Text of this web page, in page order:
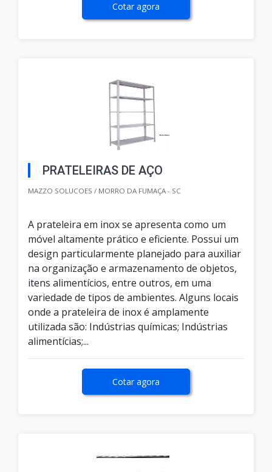
Cotar agora
PRATELEIRAS DE AÇO
MAZZO SOLUCOES / MORRO DA FUMAÇA - SC
A prateleira em inox se apresenta como um
móvel altamente prático e eficiente. Possui um
design particularmente planejado para auxiliar
na organização e armazenamento de objetos,
itens alimentícios, entre outros, em uma
variedade de tipos de ambientes. Alguns locais
onde a prateleira de inox é amplamente
utilizada são: Indústrias químicas; Indústrias
alimentícias;...
Cotar agora